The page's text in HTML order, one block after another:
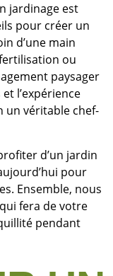
jardinage est
pour créer un
d’une main
ou
paysager
l’expérience
un véritable chef-
d’un jardin
pour
Ensemble, nous
fera de votre
pendant